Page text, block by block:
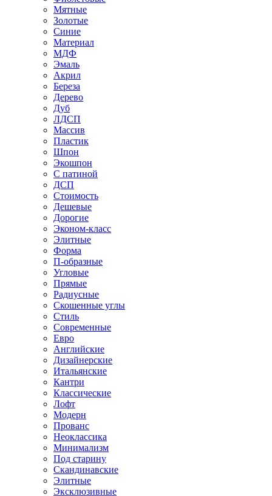
Мятные
Золотые
Синие
Материал
МДФ
Эмаль
Акрил
Береза
Дерево
Дуб
ЛДСП
Массив
Пластик
Шпон
Экошпон
С патиной
ДСП
Стоимость
Дешевые
Дорогие
Эконом-класс
Элитные
Форма
П-образные
Угловые
Прямые
Радиусные
Скошенные углы
Стиль
Современные
Евро
Английские
Дизайнерские
Итальянские
Кантри
Классические
Лофт
Модерн
Прованс
Неоклассика
Минимализм
Под старину
Скандинавские
Элитные
Эксклюзивные